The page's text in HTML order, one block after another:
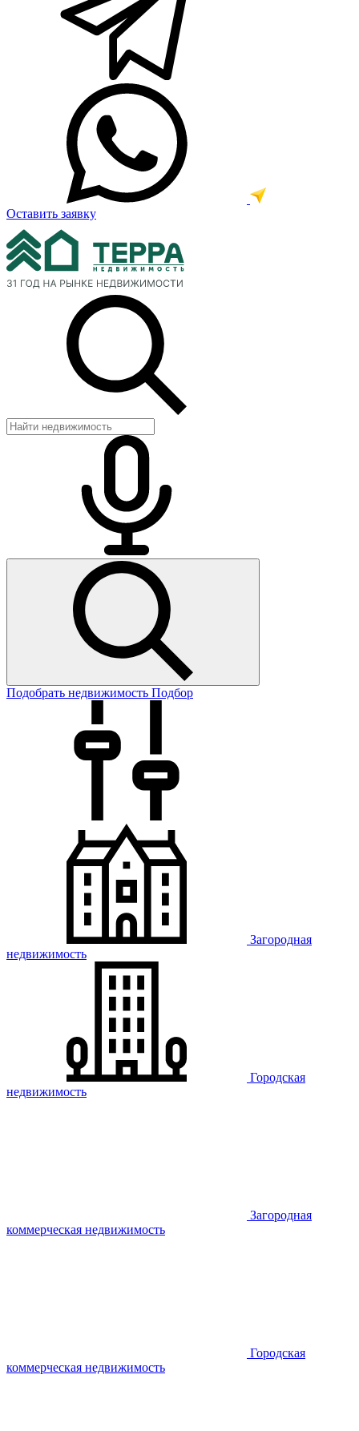
Оставить заявку
Подобрать недвижимость Подбор
Загородная
недвижимость
Городская
недвижимость
Загородная
коммерческая недвижимость
Городская
коммерческая недвижимость